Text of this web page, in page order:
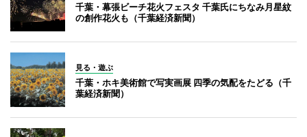
千葉・幕張ビーチ花火フェスタ 千葉氏にちなみ月星紋
の創作花火も（千葉経済新聞）
見る・遊ぶ
千葉・ホキ美術館で写実画展 四季の気配をたどる（千
葉経済新聞）